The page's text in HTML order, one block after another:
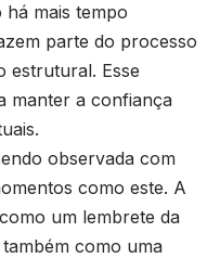
mais tempo
parte do processo
estrutural. Esse
manter a confiança
observada com
como este. A
um lembrete da
como uma